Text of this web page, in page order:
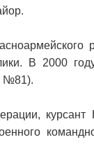
В 2000
№81).
курсант